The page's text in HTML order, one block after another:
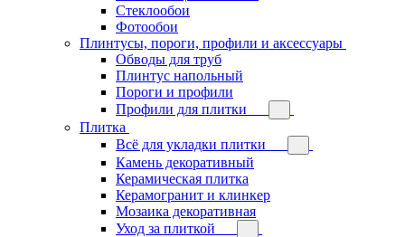
Стеклообои
Фотообои
Плинтусы, пороги, профили и аксессуары
Обводы для труб
Плинтус напольный
Пороги и профили
Профили для плитки
Плитка
Всё для укладки плитки
Камень декоративный
Керамическая плитка
Керамогранит и клинкер
Мозаика декоративная
Уход за плиткой